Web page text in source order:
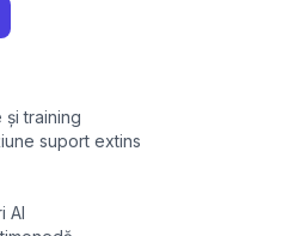
training
suport extins
AI